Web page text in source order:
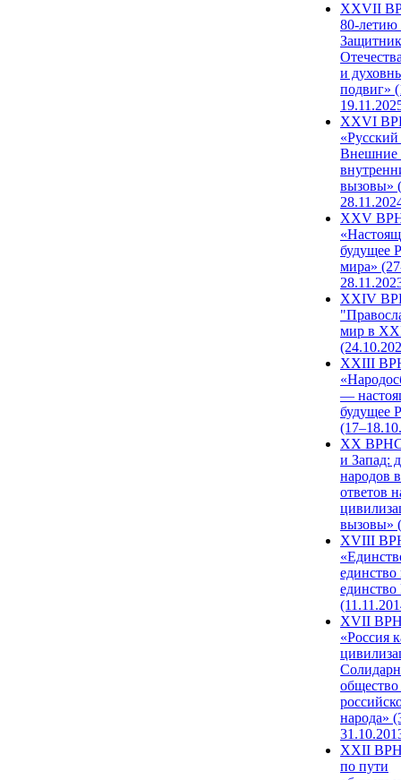
ХХVII
80-
и
подвиг»
XXVI
Внешние
вызовы»
XXV
будущее
мира»
XXIV
мир в
XXIII
—
будущее
XX ВРНС
и Запад:
народов
ответов
вызовы»
XVIII
единство
единство
XVII
«Россия
народа»
XXII
по пути